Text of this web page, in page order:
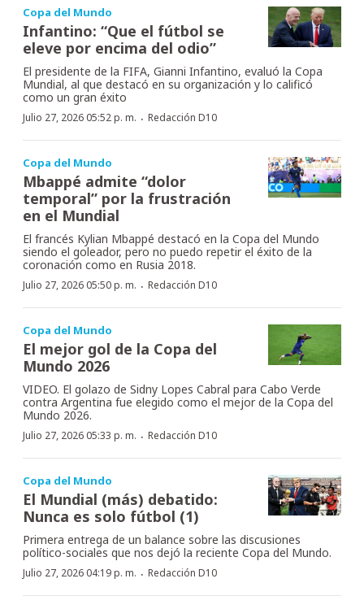
Copa del Mundo
Infantino: “Que el fútbol se
eleve por encima del odio”
El presidente de la FIFA, Gianni Infantino, evaluó la Copa
Mundial, al que destacó en su organización y lo calificó
como un gran éxito
Julio 27, 2026 05:52 p. m. · Redacción D10
Copa del Mundo
Mbappé admite “dolor
temporal” por la frustración
en el Mundial
El francés Kylian Mbappé destacó en la Copa del Mundo
siendo el goleador, pero no puedo repetir el éxito de la
coronación como en Rusia 2018.
Julio 27, 2026 05:50 p. m. · Redacción D10
Copa del Mundo
El mejor gol de la Copa del
Mundo 2026
VIDEO. El golazo de Sidny Lopes Cabral para Cabo Verde
contra Argentina fue elegido como el mejor de la Copa del
Mundo 2026.
Julio 27, 2026 05:33 p. m. · Redacción D10
Copa del Mundo
El Mundial (más) debatido:
Nunca es solo fútbol (1)
Primera entrega de un balance sobre las discusiones
político-sociales que nos dejó la reciente Copa del Mundo.
Julio 27, 2026 04:19 p. m. · Redacción D10